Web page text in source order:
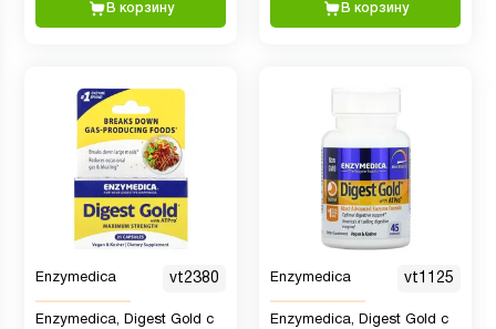
В корзину В корзину
Enzymedica vt2380
Enzymedica, Digest Gold с
Enzymedica vt1125
Enzymedica, Digest Gold с